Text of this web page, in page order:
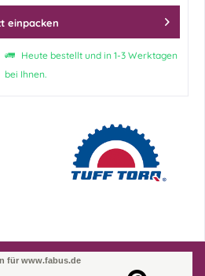
einpacken
Heute bestellt und in 1-3 Werktagen
bei Ihnen.
für www.fabus.de